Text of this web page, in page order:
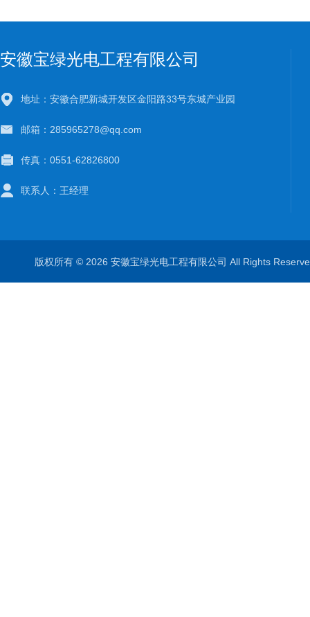
安徽宝绿光电工程有限公司
地址：安徽合肥新城开发区金阳路33号东城产业园
邮箱：285965278@qq.com
传真：0551-62826800
联系人：王经理
版权所有 © 2026 安徽宝绿光电工程有限公司 All Rights